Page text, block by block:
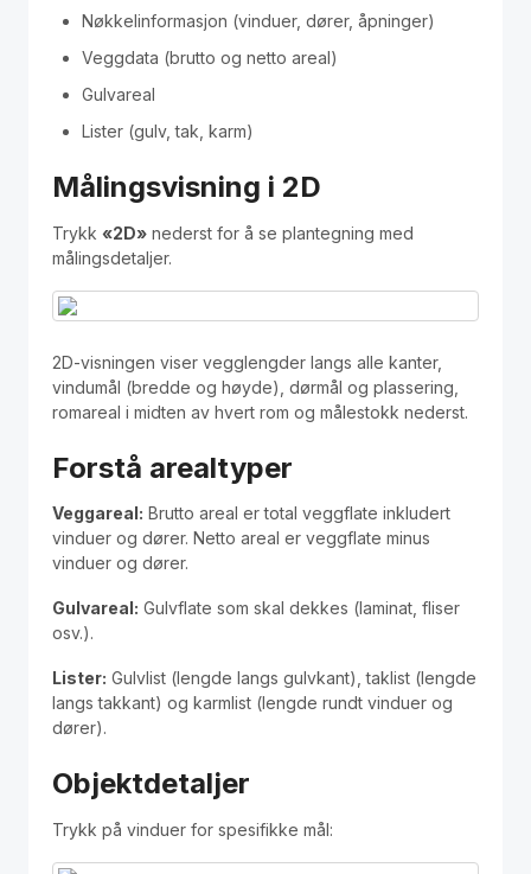
Nøkkelinformasjon (vinduer, dører, åpninger)
Veggdata (brutto og netto areal)
Gulvareal
Lister (gulv, tak, karm)
Målingsvisning i 2D
Trykk «2D» nederst for å se plantegning med
målingsdetaljer.
2D-visningen viser vegglengder langs alle kanter,
vindumål (bredde og høyde), dørmål og plassering,
romareal i midten av hvert rom og målestokk nederst.
Forstå arealtyper
Veggareal: Brutto areal er total veggflate inkludert
vinduer og dører. Netto areal er veggflate minus
vinduer og dører.
Gulvareal: Gulvflate som skal dekkes (laminat, fliser
osv.).
Lister: Gulvlist (lengde langs gulvkant), taklist (lengde
langs takkant) og karmlist (lengde rundt vinduer og
dører).
Objektdetaljer
Trykk på vinduer for spesifikke mål: